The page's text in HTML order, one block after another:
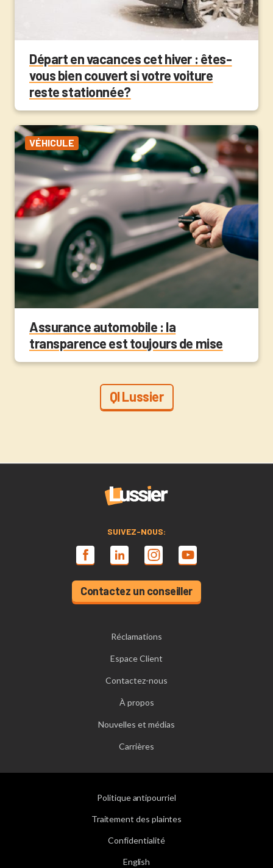
Départ en vacances cet hiver : êtes-
vous bien couvert si votre voiture
reste stationnée?
VÉHICULE
Assurance automobile : la
transparence est toujours de mise
QI Lussier
SUIVEZ-NOUS:
Contactez un conseiller
Réclamations
Espace Client
Contactez-nous
À propos
Nouvelles et médias
Carrières
Politique antipourriel
Traitement des plaintes
Confidentialité
English